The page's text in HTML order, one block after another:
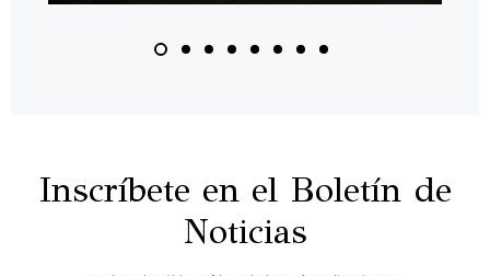
Inscríbete en el Boletín de
Noticias